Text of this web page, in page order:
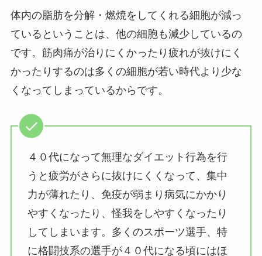
体内の脂肪を分解・燃焼をしてくれる細胞が減っ
ているということは、他の細胞も減少しているの
です。筋肉痛が治りにくかったり疲れが抜けにく
かったりするのは多くの細胞が若い時代より少な
くなってしまっているからです。
４０代になって無理なダイエット行為を行
うと疲労がさらに抜けにくくなって、集中
力が薄れたり、免疫が弱まり病気にかかり
やすくなったり、怪我をしやすくなったり
してしまいます。多くのスポーツ選手、特
に格闘技系の選手が４０代になる頃にはほ